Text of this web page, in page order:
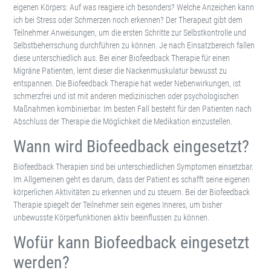
eigenen Körpers: Auf was reagiere ich besonders? Welche Anzeichen kann
ich bei Stress oder Schmerzen noch erkennen? Der Therapeut gibt dem
Teilnehmer Anweisungen, um die ersten Schritte zur Selbstkontrolle und
Selbstbeherrschung durchführen zu können. Je nach Einsatzbereich fallen
diese unterschiedlich aus. Bei einer Biofeedback Therapie für einen
Migräne Patienten, lernt dieser die Nackenmuskulatur bewusst zu
entspannen. Die Biofeedback Therapie hat weder Nebenwirkungen, ist
schmerzfrei und ist mit anderen medizinischen oder psychologischen
Maßnahmen kombinierbar. Im besten Fall besteht für den Patienten nach
Abschluss der Therapie die Möglichkeit die Medikation einzustellen.
Wann wird Biofeedback eingesetzt?
Biofeedback Therapien sind bei unterschiedlichen Symptomen einsetzbar.
Im Allgemeinen geht es darum, dass der Patient es schafft seine eigenen
körperlichen Aktivitäten zu erkennen und zu steuern. Bei der Biofeedback
Therapie spiegelt der Teilnehmer sein eigenes Inneres, um bisher
unbewusste Körperfunktionen aktiv beeinflussen zu können.
Wofür kann Biofeedback eingesetzt
werden?